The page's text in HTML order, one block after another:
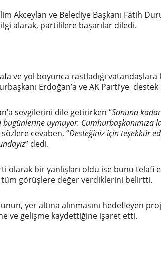
Akceylan ve Belediye Başkanı Fatih
alarak, partililere başarılar diledi.
ve yol boyunca rastladığı vatandaşlara
Erdoğan’a ve AK Parti’ye
sevgilerini dile getirirken “Sonuna
uymuyor. Cumhurbaşkanımıza
cevaben, “Desteğiniz için teşekkür
” dedi.
olarak bir yanlışları oldu ise bunu telafi
tüm görüşlere değer verdiklerini belirtti.
yer altına alınmasını hedefleyen
ve gelişme kaydettiğine işaret etti.